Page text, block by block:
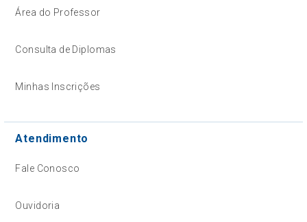
Área do Professor
Consulta de Diplomas
Minhas Inscrições
Atendimento
Fale Conosco
Ouvidoria